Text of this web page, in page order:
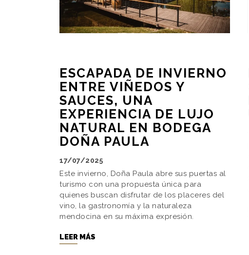
ESCAPADA DE INVIERNO
ENTRE VIÑEDOS Y
SAUCES, UNA
EXPERIENCIA DE LUJO
NATURAL EN BODEGA
DOÑA PAULA
17/07/2025
Este invierno, Doña Paula abre sus puertas al
turismo con una propuesta única para
quienes buscan disfrutar de los placeres del
vino, la gastronomía y la naturaleza
mendocina en su máxima expresión.
LEER MÁS